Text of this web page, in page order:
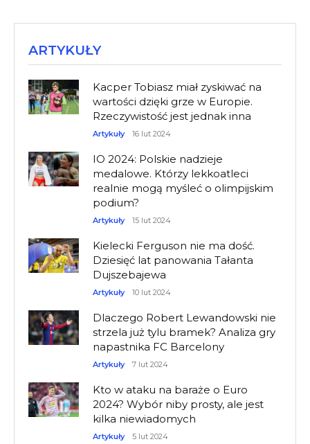
ARTYKUŁY
Kacper Tobiasz miał zyskiwać na
wartości dzięki grze w Europie.
Rzeczywistość jest jednak inna
Artykuły 16 lut 2024
IO 2024: Polskie nadzieje
medalowe. Którzy lekkoatleci
realnie mogą myśleć o olimpijskim
podium?
Artykuły 15 lut 2024
Kielecki Ferguson nie ma dość.
Dziesięć lat panowania Tałanta
Dujszebajewa
Artykuły 10 lut 2024
Dlaczego Robert Lewandowski nie
strzela już tylu bramek? Analiza gry
napastnika FC Barcelony
Artykuły 7 lut 2024
Kto w ataku na baraże o Euro
2024? Wybór niby prosty, ale jest
kilka niewiadomych
Artykuły 5 lut 2024